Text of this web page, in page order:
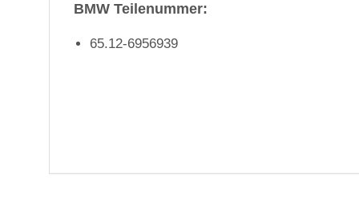
BMW Teilenummer:
65.12-6956939